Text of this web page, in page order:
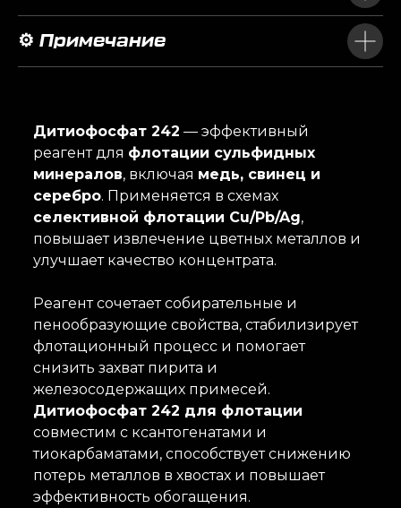
⚙️ Примечание
Дитиофосфат 242 — эффективный
реагент для флотации сульфидных
минералов, включая медь, свинец и
серебро. Применяется в схемах
селективной флотации Cu/Pb/Ag,
повышает извлечение цветных металлов и
улучшает качество концентрата.
Реагент сочетает собирательные и
пенообразующие свойства, стабилизирует
флотационный процесс и помогает
снизить захват пирита и
железосодержащих примесей.
Дитиофосфат 242 для флотации
совместим с ксантогенатами и
тиокарбаматами, способствует снижению
потерь металлов в хвостах и повышает
эффективность обогащения.